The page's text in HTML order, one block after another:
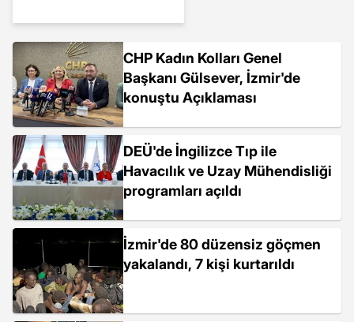
CHP Kadın Kolları Genel
Başkanı Gülsever, İzmir'de
konuştu Açıklaması
DEÜ'de İngilizce Tıp ile
Havacılık ve Uzay Mühendisliği
programları açıldı
İzmir'de 80 düzensiz göçmen
yakalandı, 7 kişi kurtarıldı